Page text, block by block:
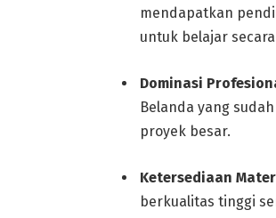
mendapatkan
untuk belajar
Dominasi
Belanda yang
proyek besar.
Ketersediaan
berkualitas tinggi